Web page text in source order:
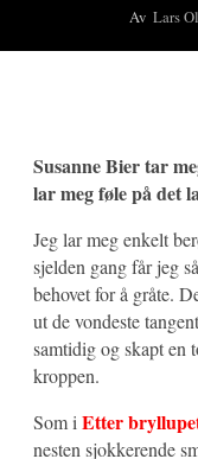
Av Lars
Susanne Bier tar
lar meg føle på det
Jeg lar meg enkelt
sjelden gang får jeg
behovet for å gråte.
ut de vondeste
samtidig og skapt en
kroppen.
Som iEtter
nesten sjokkerende